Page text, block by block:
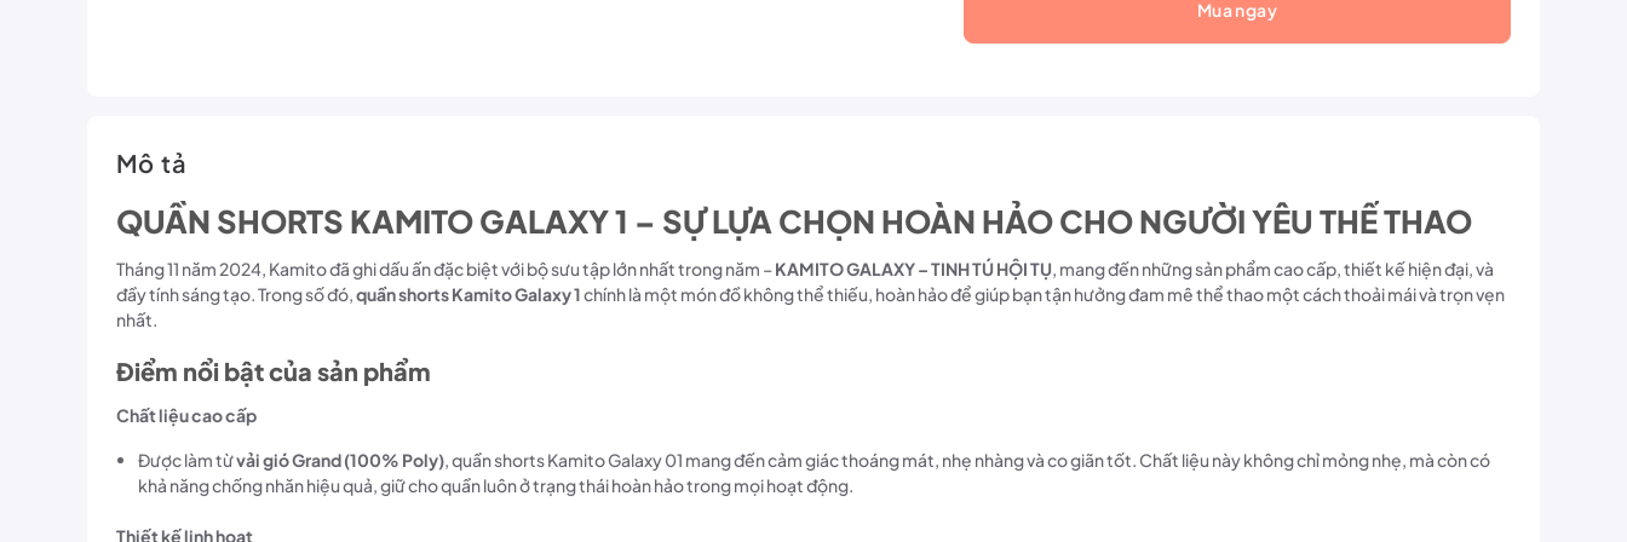
Mua ngay
Mô tả
QUẦN SHORTS KAMITO GALAXY 1 – SỰ LỰA CHỌN HOÀN HẢO CHO NGƯỜI YÊU THỂ THAO
Tháng 11 năm 2024, Kamito đã ghi dấu ấn đặc biệt với bộ sưu tập lớn nhất trong năm –KAMITO GALAXY – TINH TÚ HỘI TỤ, mang đến những sản phẩm cao cấp, thiết kế hiện đại, và
đầy tính sáng tạo. Trong số đó,quần shorts Kamito Galaxy 1chính là một món đồ không thể thiếu, hoàn hảo để giúp bạn tận hưởng đam mê thể thao một cách thoải mái và trọn vẹn
nhất.
Điểm nổi bật của sản phẩm
Chất liệu cao cấp
Được làm từvải gió Grand (100% Poly), quần shorts Kamito Galaxy 01 mang đến cảm giác thoáng mát, nhẹ nhàng và co giãn tốt. Chất liệu này không chỉ mỏng nhẹ, mà còn có
khả năng chống nhăn hiệu quả, giữ cho quần luôn ở trạng thái hoàn hảo trong mọi hoạt động.
Thiết kế linh hoạt